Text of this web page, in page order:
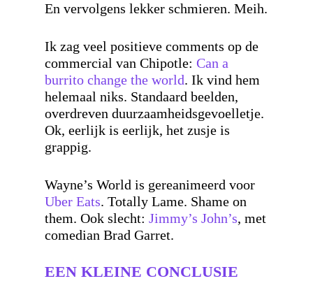
En vervolgens lekker schmieren. Meih.
Ik zag veel positieve comments op de
commercial van Chipotle: Can a
burrito change the world. Ik vind hem
helemaal niks. Standaard beelden,
overdreven duurzaamheidsgevoelletje.
Ok, eerlijk is eerlijk, het zusje is
grappig.
Wayne’s World is gereanimeerd voor
Uber Eats. Totally Lame. Shame on
them. Ook slecht: Jimmy’s John’s, met
comedian Brad Garret.
EEN KLEINE CONCLUSIE